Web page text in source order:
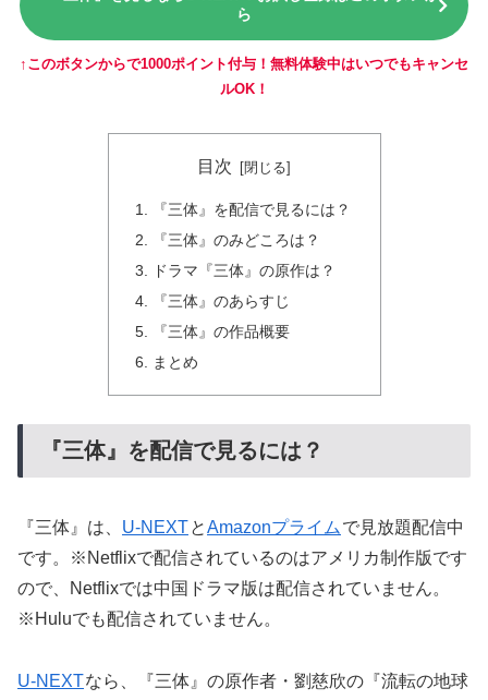
ら
↑このボタンからで1000ポイント付与！無料体験中はいつでもキャンセ
ルOK！
目次
『三体』を配信で見るには？
『三体』のみどころは？
ドラマ『三体』の原作は？
『三体』のあらすじ
『三体』の作品概要
まとめ
『三体』を配信で見るには？
『三体』は、 U-NEXTとAmazonプライム で見放題配信中
です。※Netflixで配信されているのはアメリカ制作版です
ので、Netflixでは中国ドラマ版は配信されていません。
※Huluでも配信されていません。
U-NEXTなら、『三体』の原作者・劉慈欣の『流転の地球